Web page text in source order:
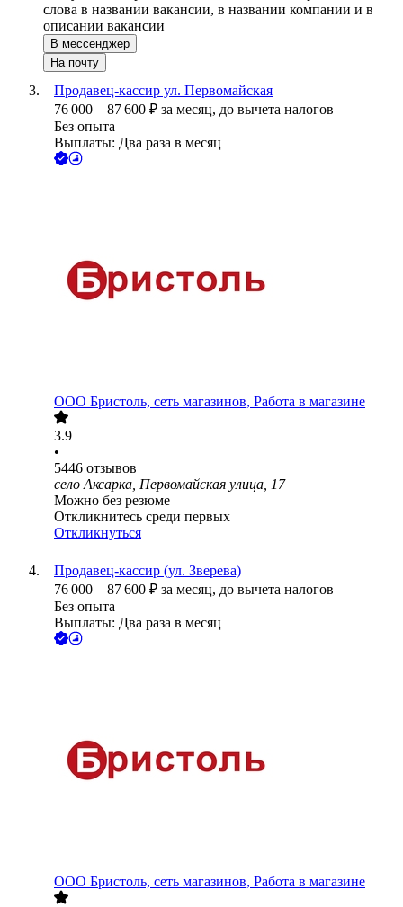
слова в названии вакансии, в названии компании и в
описании вакансии
В мессенджер
На почту
Продавец-кассир ул. Первомайская
76 000 – 87 600 ₽ за месяц, до вычета налогов
Без опыта
Выплаты: Два раза в месяц
ООО Бристоль, сеть магазинов, Работа в магазине
3.9
•
5446 отзывов
село Аксарка, Первомайская улица, 17
Можно без резюме
Откликнитесь среди первых
Откликнуться
Продавец-кассир (ул. Зверева)
76 000 – 87 600 ₽ за месяц, до вычета налогов
Без опыта
Выплаты: Два раза в месяц
ООО Бристоль, сеть магазинов, Работа в магазине